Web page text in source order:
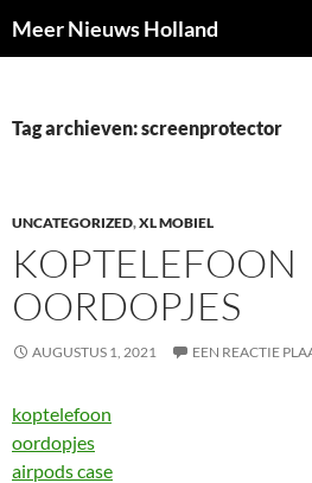
naar
Meer Nieuws Holland
Tag archieven: screenprotector
UNCATEGORIZED,XL MOBIEL
KOPTELEFOON
OORDOPJES
AUGUSTUS 1, 2021 EEN REACTIE
koptelefoon
oordopjes
airpods case